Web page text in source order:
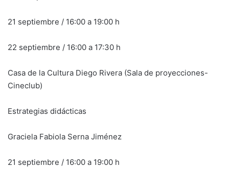
21 septiembre / 16:00 a 19:00 h
22 septiembre / 16:00 a 17:30 h
Casa de la Cultura Diego Rivera (Sala de proyecciones-
Cineclub)
Estrategias didácticas
Graciela Fabiola Serna Jiménez
21 septiembre / 16:00 a 19:00 h